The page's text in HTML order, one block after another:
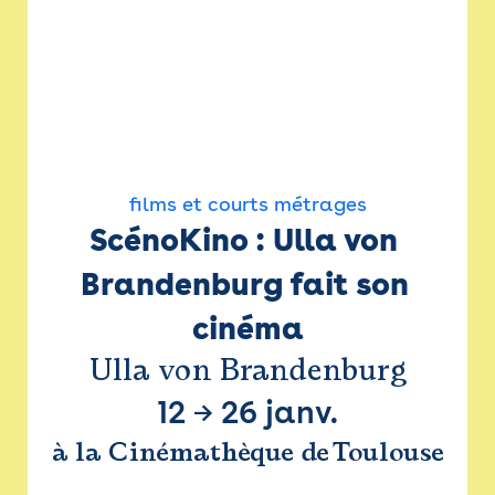
films et courts métrages
ScénoKino : Ulla von
Brandenburg fait son
cinéma
Ulla von Brandenburg
12 → 26 janv.
à la Cinémathèque de Toulouse